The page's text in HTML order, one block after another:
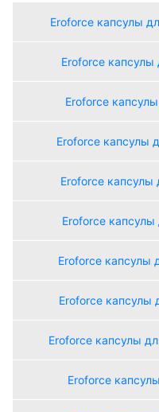
Eroforce капсулы
Eroforce капсулы
Eroforce
Eroforce капсулы
Eroforce капсулы
Eroforce капсулы
Eroforce капсулы
Eroforce капсулы
Eroforce капсулы
Eroforce